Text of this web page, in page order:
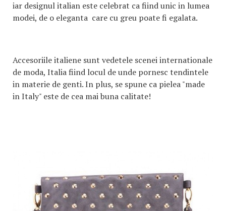
iar designul italian este celebrat ca fiind unic in lumea
modei, de o eleganta care cu greu poate fi egalata.
Accesoriile italiene sunt vedetele scenei internationale
de moda, Italia fiind locul de unde pornesc tendintele
in materie de genti. In plus, se spune ca pielea "made
in Italy" este de cea mai buna calitate!